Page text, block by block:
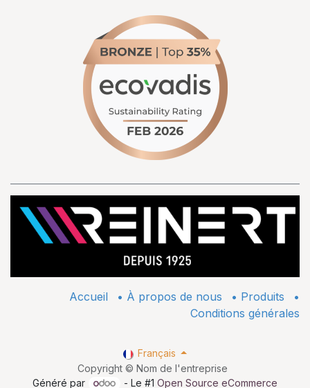
Accueil • À propos de nous • ​Produits
•
Conditions générales
Copyright © Nom de l'entreprise
Français
Généré par - Le #1Open Source eCommerce